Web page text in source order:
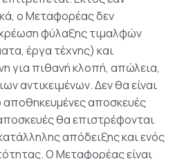
ο Μεταφορέας δεν
φύλαξης τιμαλφών
έργα τέχνης) και
για πιθανή κλοπή, απώλεια,
αντικειμένων. Δεν θα είναι
αποσκευές
θα επιστρέφονται
απόδειξης και ενός
Ο Μεταφορέας είναι